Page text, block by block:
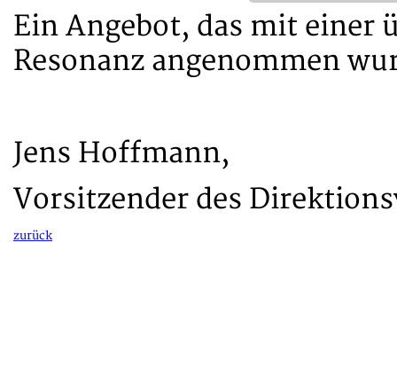
Ein Angebot, das mit einer
Resonanz angenommen
Jens Hoffmann,
Vorsitzender des
zurück